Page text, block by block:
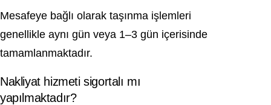
Mesafeye bağlı olarak taşınma işlemleri
genellikle aynı gün veya 1–3 gün içerisinde
tamamlanmaktadır.
Nakliyat hizmeti sigortalı mı
yapılmaktadır?